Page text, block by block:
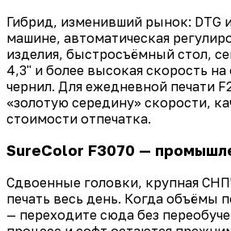
Гибрид, изменивший рынок: DTG
машине, автоматическая
изделия, быстросъёмный стол,
4,3" и более высокая скорость
чернил. Для ежедневной печати
«золотую середину» скорости,
стоимости отпечатка.
SureColor F3070 —
Сдвоенные головки, крупная
печать весь день. Когда объёмы
— переходите сюда без